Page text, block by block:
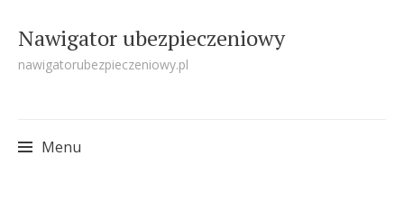
Nawigator ubezpieczeniowy
nawigatorubezpieczeniowy.pl
Menu